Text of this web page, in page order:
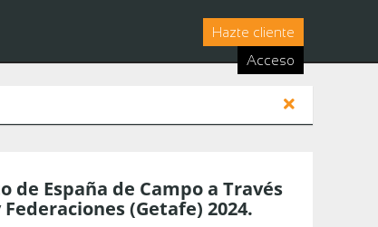
Hazte cliente
Acceso
de España de Campo a Través
(Getafe) 2024.